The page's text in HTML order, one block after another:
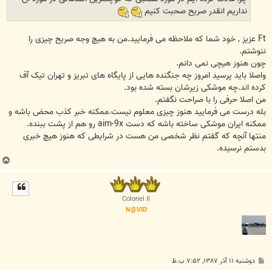
نداریم انقدر صریح صحبت کنیم
Ft عزیز , خود شما که ملاحظه می فرمایید.من به هیچ وجه صریح چیزی را
ننوشتم.
چون هنوز هیچی نمی دانم.
واصلا باید پرسید امروز چه جنگنده هایی از پایگاه های تبریز و تهران تیک آف
کرده اند.چه موشکی زیرشان بسته شده بود.
من اصلا حرفی را با صراحت نگفتم.
بله درست می فرمایید هنوز چیزی معلوم نیست.ممکنه خبر کذب محض باشه و
ممکنه ایران موشکی ساخته باشه که دست aim-9x رو هم از پشت ببنده.
منتها آنچه که گفتم نظر شخصی من هست در شرایطی که هنوز هیچ خبری
بدستم نرسیده.
ب
ا
Colonel II
N@VID
پ دوشنبه ۱۱ آذر ۱۳۸۷, ۷:۵۲ ب.ظ